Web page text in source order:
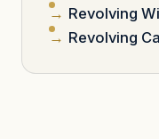
Revolving
Revolving